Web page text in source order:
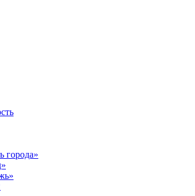
города»